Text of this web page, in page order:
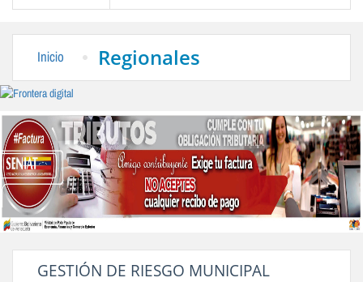
Inicio Regionales
GESTIÓN DE RIESGO MUNICIPAL